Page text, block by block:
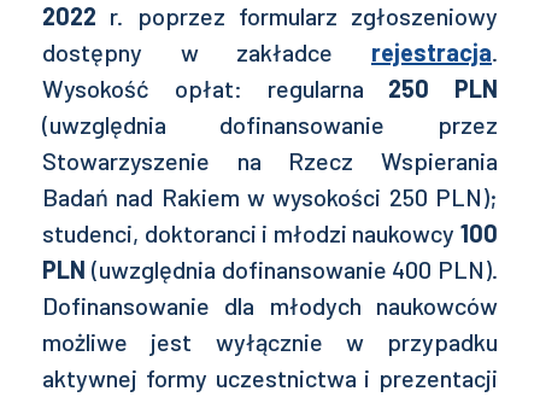
2022 r. poprzez formularz zgłoszeniowy
dostępny w zakładce rejestracja.
Wysokość opłat: regularna 250 PLN
(uwzględnia dofinansowanie przez
Stowarzyszenie na Rzecz Wspierania
Badań nad Rakiem w wysokości 250 PLN);
studenci, doktoranci i młodzi naukowcy 100
PLN (uwzględnia dofinansowanie 400 PLN).
Dofinansowanie dla młodych naukowców
możliwe jest wyłącznie w przypadku
aktywnej formy uczestnictwa i prezentacji